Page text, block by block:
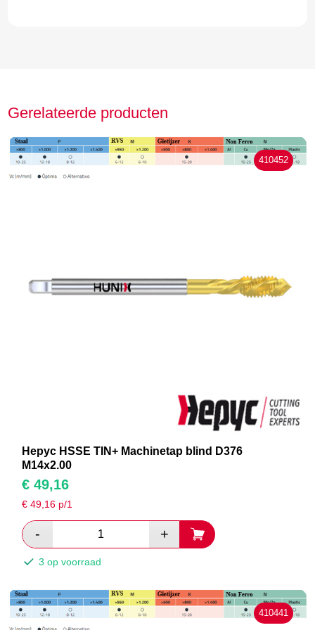
Gerelateerde producten
410452
Hepyc HSSE TIN+ Machinetap blind D376
M14x2.00
€ 49,16
€49,16 p/1
3 op voorraad
410441